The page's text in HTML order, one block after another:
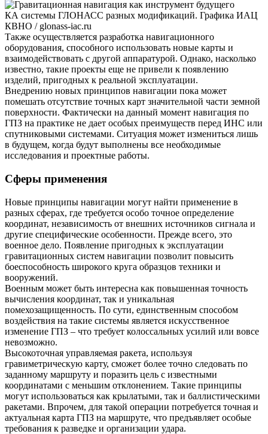
КА системы ГЛОНАСС разных модификаций. Графика ИАЦ
КВНО / glonass-iac.ru
Также осуществляется разработка навигационного
оборудования, способного использовать новые карты и
взаимодействовать с другой аппаратурой. Однако, насколько
известно, такие проекты еще не привели к появлению
изделий, пригодных к реальной эксплуатации.
Внедрению новых принципов навигации пока может
помешать отсутствие точных карт значительной части земной
поверхности. Фактически на данный момент навигация по
ГПЗ на практике не дает особых преимуществ перед ИНС или
спутниковыми системами. Ситуация может измениться лишь
в будущем, когда будут выполнены все необходимые
исследования и проектные работы.
Сферы применения
Новые принципы навигации могут найти применение в
разных сферах, где требуется особо точное определение
координат, независимость от внешних источников сигнала и
другие специфические особенности. Прежде всего, это
военное дело. Появление пригодных к эксплуатации
гравитационных систем навигации позволит повысить
боеспособность широкого круга образцов техники и
вооружений.
Военным может быть интересна как повышенная точность
вычисления координат, так и уникальная
помехозащищенность. По сути, единственным способом
воздействия на такие системы является искусственное
изменение ГПЗ – что требует колоссальных усилий или вовсе
невозможно.
Высокоточная управляемая ракета, используя
гравиметрическую карту, сможет более точно следовать по
заданному маршруту и поразить цель с известными
координатами с меньшим отклонением. Такие принципы
могут использоваться как крылатыми, так и баллистическими
ракетами. Впрочем, для такой операции потребуется точная и
актуальная карта ГПЗ на маршруте, что предъявляет особые
требования к разведке и организации удара.